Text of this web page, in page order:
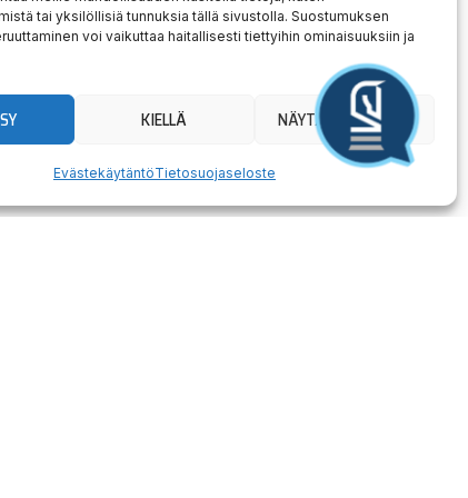
tai yksilöllisiä tunnuksia tällä sivustolla. Suostumuksen
voi vaikuttaa haitallisesti tiettyihin ominaisuuksiin ja
KIELLÄ NÄYTÄ ASETUKSET
EvästekäytäntöTietosuojaseloste